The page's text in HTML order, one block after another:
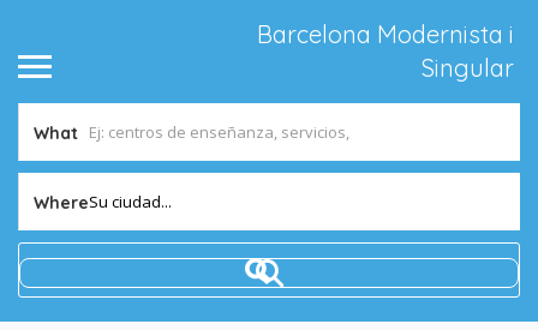
Barcelona Modernista i
Singular
What
WhereSu ciudad...